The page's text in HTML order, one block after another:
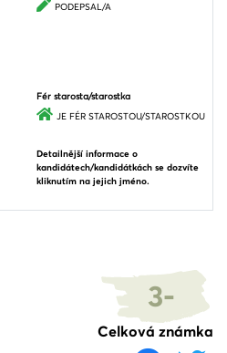
PODEPSAL/A
Fér starosta/starostka
JE FÉR STAROSTOU/STAROSTKOU
Detailnější informace o
kandidátech/kandidátkách se dozvíte
kliknutím na jejich jméno.
3-
Celková známka